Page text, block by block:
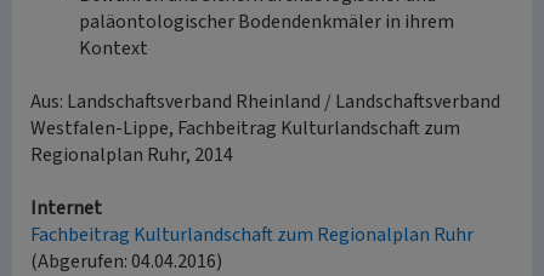
paläontologischer Bodendenkmäler in ihrem
Kontext
Aus: Landschaftsverband Rheinland / Landschaftsverband
Westfalen-Lippe, Fachbeitrag Kulturlandschaft zum
Regionalplan Ruhr, 2014
Internet
Fachbeitrag Kulturlandschaft zum Regionalplan Ruhr
(Abgerufen: 04.04.2016)